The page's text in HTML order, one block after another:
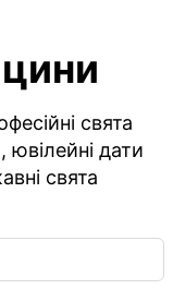
свята
ювілейні дати
свята